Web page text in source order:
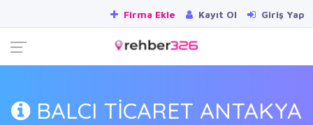
Firma Ekle Kayıt Ol Giriş Yap
BALCI TİCARET ANTAKYA